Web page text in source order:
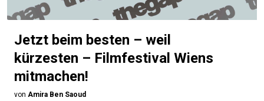
Jetzt beim besten – weil
kürzesten – Filmfestival Wiens
mitmachen!
von Amira Ben Saoud